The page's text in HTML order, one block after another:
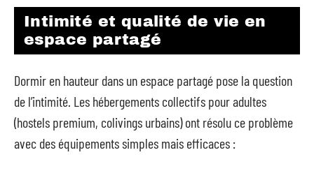
Intimité et qualité de vie en
espace partagé
Dormir en hauteur dans un espace partagé pose la question
de l’intimité. Les hébergements collectifs pour adultes
(hostels premium, colivings urbains) ont résolu ce problème
avec des équipements simples mais efficaces :